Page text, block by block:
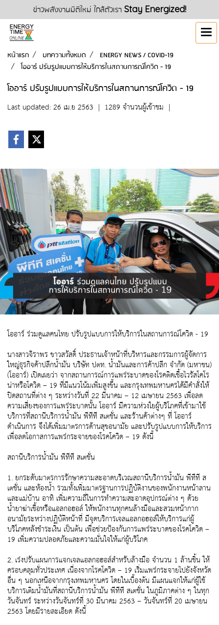
ข่าวพลังงานมิติใหม่ ใกล้ตัวเรา Stay Energized!
หน้าแรก บทความทั้งหมด
ENERGY NEWS / COVID-19
โออาร์ ปรับรูปแบบการให้บริการในสถานการณ์โควิด - 19
โออาร์ ปรับรูปแบบการให้บริการในสถานการณ์โควิด - 19
Last updated: 26 เม.ย 2563 | 1289 จำนวนผู้เข้าชม |
โออาร์ ร่วมดูแลคนไทย ปรับรูปแบบการให้บริการในสถานการณ์โควิด - 19
นางสาวจิราพร ขาวสวัสดิ์ ประธานเจ้าหน้าที่บริหารและกรรมการผู้จัดการ
ใหญ่ธุรกิจค้าปลีกน้ำมัน บริษัท ปตท. น้ำมันและการค้าปลีก จำกัด (มหาชน)
(โออาร์) เปิดเผยว่า จากสถานการณ์การแพร่ระบาดของโรคติดเชื้อไวรัสโคโร
น่าหรือโควิด – 19 ที่มีแนวโน้มเพิ่มสูงขึ้น และกรุงเทพมหานครได้มีคำสั่งให้
ปิดสถานที่ต่าง ๆ ระหว่างวันที่ 22 มีนาคม – 12 เมษายน 2563 เพื่อลด
ความเสี่ยงของการแพร่ระบาดนั้น โออาร์ มีความห่วงใยผู้บริโภคที่เข้ามาใช้
บริการที่สถานีบริการน้ำมัน พีทีที สเตชั่น และร้านค้าต่างๆ ที่ โออาร์
ดำเนินการ จึงได้เพิ่มมาตรการด้านสุขอนามัย และปรับรูปแบบการให้บริการ
เพื่อลดโอกาสการแพร่กระจายของโรคโควิด – 19 ดังนี้
สถานีบริการน้ำมัน พีทีที สเตชั่น
1. ยกระดับมาตรการรักษาความสะอาดบริเวณสถานีบริการน้ำมัน พีทีที ส
เตชั่น และห้องน้ำ รวมทั้งเพิ่มมาตรฐานการปฏิบัติงานของพนักงานหน้าลาน
และแม่บ้าน อาทิ เพิ่มความถี่ในการทำความสะอาดอุปกรณ์ต่าง ๆ ด้วย
น้ำยาฆ่าเชื้อหรือแอลกอฮอล์ ให้พนักงานทุกคนล้างมือและสวมหน้ากาก
อนามัยระหว่างปฏิบัติหน้าที่ มีจุดบริการเจลแอลกอฮอล์ให้บริการแก่ผู้
บริโภคหลังชำระเงิน เป็นต้น เพื่อช่วยป้องกันการแพร่ระบาดของโรคโควิด –
19 เพิ่มความปลอดภัยและความมั่นใจให้แก่ผู้บริโภค
2. เร่งปรับแผนการแจกเจลแอลกอฮอล์สำหรับล้างมือ จำนวน 1 ล้านชิ้น ให้
ครอบคลุมทั่วประเทศ เนื่องจากโรคโควิด – 19 เริ่มแพร่กระจายไปยังจังหวัด
อื่น ๆ นอกเหนือจากกรุงเทพมหานคร โดยในเบื้องต้น มีแผนแจกให้แก่ผู้ใช้
บริการเติมน้ำมันที่สถานีบริการน้ำมัน พีทีที สเตชั่น ในภูมิภาคต่าง ๆ ในทุก
วันจันทร์ ระหว่างวันจันทร์ที่ 30 มีนาคม 2563 – วันจันทร์ที่ 20 เมษายน
2563 โดยมีรายละเอียด ดังนี้